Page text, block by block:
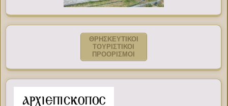
ΘΡΗΣΚΕΥΤΙΚΟΙ
ΤΟΥΡΙΣΤΙΚΟΙ
ΠΡΟΟΡΙΣΜΟΙ